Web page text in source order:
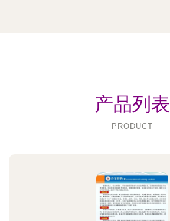
产品列表
PRODUCT